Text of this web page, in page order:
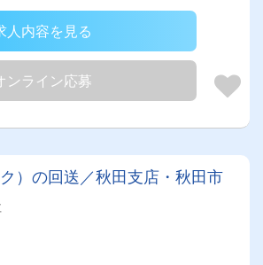
人内容を見る
ンライン応募
）の回送／秋田支店・秋田市